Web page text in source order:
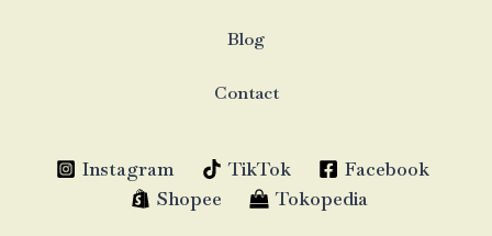
Blog
Contact
Instagram TikTok
Facebook
Shopee
Tokopedia